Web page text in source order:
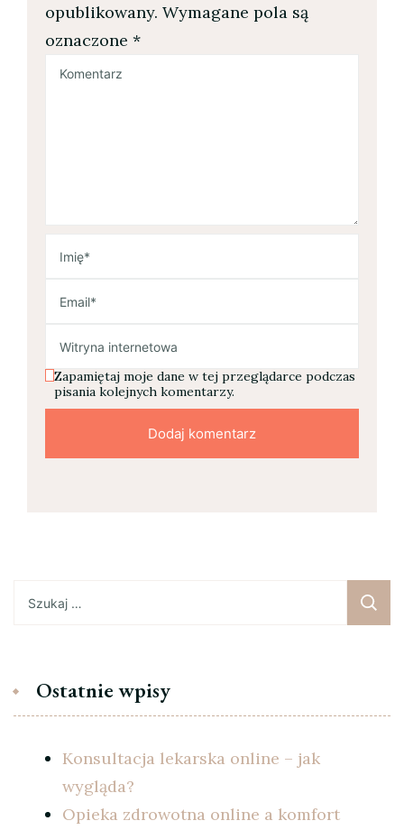
opublikowany. Wymagane pola są
oznaczone *
Zapamiętaj moje dane w tej przeglądarce podczas
pisania kolejnych komentarzy.
Ostatnie wpisy
Konsultacja lekarska online – jak
wygląda?
Opieka zdrowotna online a komfort